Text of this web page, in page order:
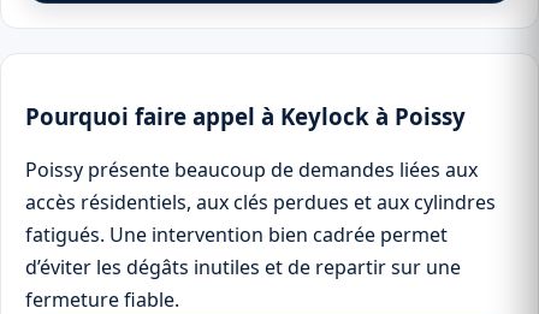
Pourquoi faire appel à Keylock à Poissy
Poissy présente beaucoup de demandes liées aux
accès résidentiels, aux clés perdues et aux cylindres
fatigués. Une intervention bien cadrée permet
d’éviter les dégâts inutiles et de repartir sur une
fermeture fiable.